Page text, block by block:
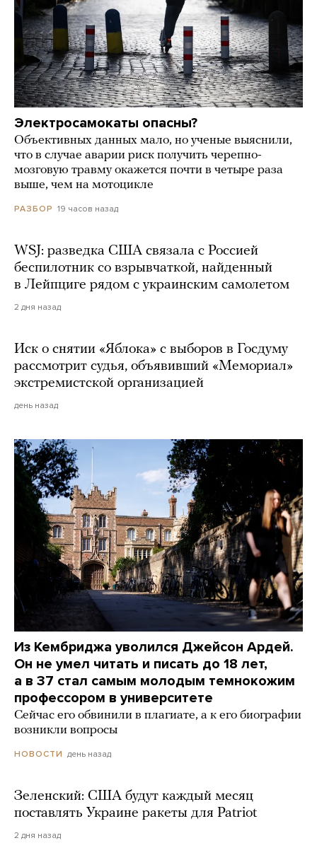
Электросамокаты опасны?
Объективных данных мало, но ученые выяснили,
что в случае аварии риск получить черепно-
мозговую травму окажется почти в четыре раза
выше, чем на мотоцикле
РАЗБОР 19 часов назад
WSJ: разведка США связала с Россией
беспилотник со взрывчаткой, найденный
в Лейпциге рядом с украинским самолетом
2 дня назад
Иск о снятии «Яблока» с выборов в Госдуму
рассмотрит судья, объявивший «Мемориал»
экстремистской организацией
день назад
Из Кембриджа уволился Джейсон Ардей.
Он не умел читать и писать до 18 лет,
а в 37 стал самым молодым темнокожим
профессором в университете
Сейчас его обвинили в плагиате, а к его биографии
возникли вопросы
НОВОСТИ день назад
Зеленский: США будут каждый месяц
поставлять Украине ракеты для Patriot
2 дня назад